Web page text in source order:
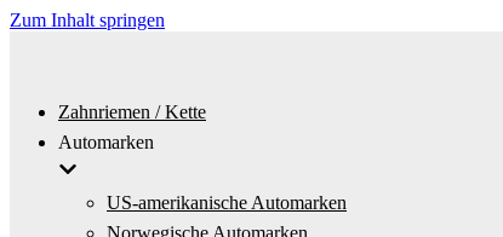
Zum Inhalt springen
Zahnriemen / Kette
Automarken
US-amerikanische Automarken
Norwegische Automarken